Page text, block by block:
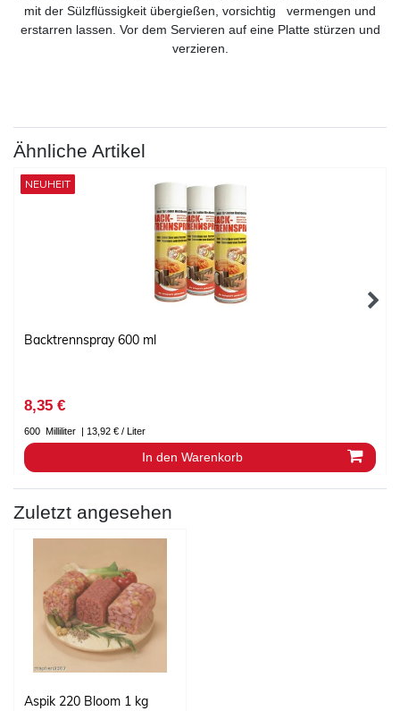
mit der Sülzflüssigkeit übergießen, vorsichtig vermengen und
erstarren lassen. Vor dem Servieren auf eine Platte stürzen und
verzieren.
Ähnliche Artikel
NEUHEIT
Backtrennspray 600 ml
8,35 €
600 Milliliter | 13,92 € / Liter
In den Warenkorb
Zuletzt angesehen
Aspik 220 Bloom 1 kg